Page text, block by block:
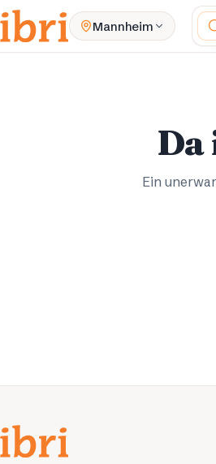
Mannheim
Da
Ein